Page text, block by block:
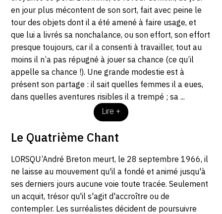
en jour plus mécontent de son sort, fait avec peine le
tour des objets dont il a été amené à faire usage, et
que lui a livrés sa nonchalance, ou son effort, son effort
presque toujours, car il a consenti à travailler, tout au
moins il n’a pas répugné à jouer sa chance (ce qu’il
appelle sa chance !). Une grande modestie est à
présent son partage : il sait quelles femmes il a eues,
dans quelles aventures risibles il a trempé ; sa ...
Lire +
Le Quatrième Chant
LORSQU’André Breton meurt, le 28 septembre 1966, il
ne laisse au mouvement qu'il a fondé et animé jusqu'à
ses derniers jours aucune voie toute tracée. Seulement
un acquit, trésor qu'il s'agit d'accroître ou de
contempler. Les surréalistes décident de poursuivre